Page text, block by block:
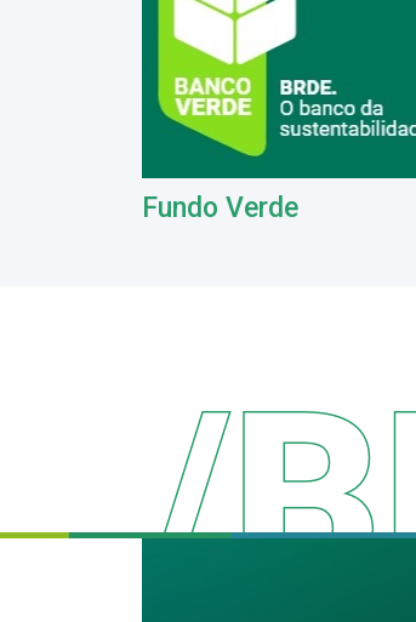
Fundo Verde